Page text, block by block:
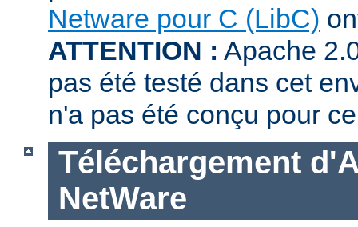
Netware pour C (LibC)
ATTENTION : Apache
pas été testé dans cet
n'a pas été conçu pour
Téléchargement
NetWare